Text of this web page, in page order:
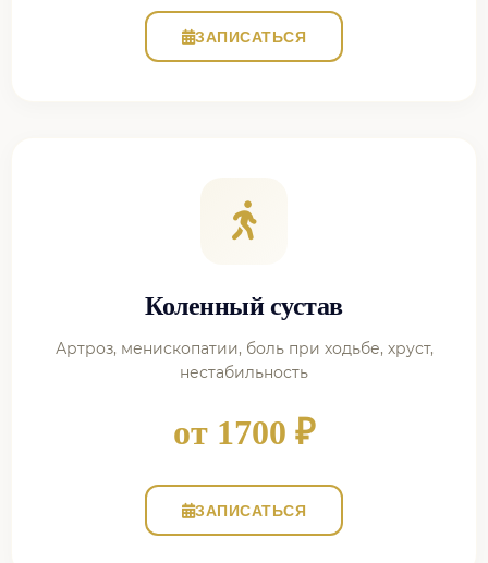
ЗАПИСАТЬСЯ
Коленный сустав
Артроз, менископатии, боль при ходьбе, хруст,
нестабильность
от 1700 ₽
ЗАПИСАТЬСЯ